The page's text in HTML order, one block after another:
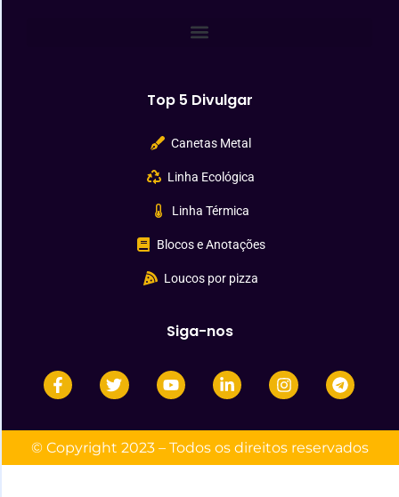
Top 5 Divulgar
Canetas Metal
Linha Ecológica
Linha Térmica
Blocos e Anotações
Loucos por pizza
Siga-nos
© Copyright 2023 – Todos os direitos reservados